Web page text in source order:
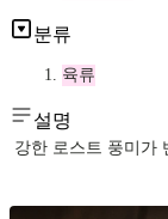
분류
육류
설명
강한 로스트 풍미가